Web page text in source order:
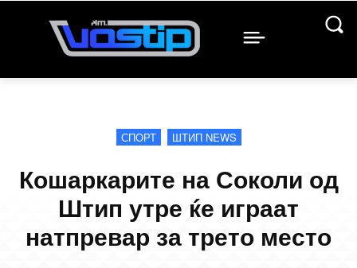
СПОРТ ШТИП NEWS
Кошаркарите на Соколи од
Штип утре ќе играат
натпревар за трето место